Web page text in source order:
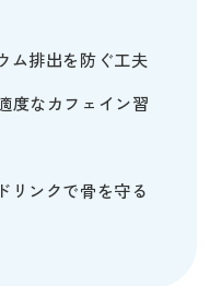
ム排出を防ぐ工夫
度なカフェイン習
リンクで骨を守る